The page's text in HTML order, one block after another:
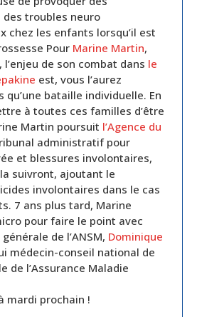
troubles neuro
chez les enfants lorsqu’il est
Pour Marine Martin,
l’enjeu de son combat dans le
est, vous l’aurez
qu’une bataille individuelle. En
à toutes ces familles d’être
Martin poursuit l’Agence du
administratif pour
et blessures involontaires,
suivront, ajoutant le
involontaires dans le cas
7 ans plus tard, Marine
pour faire le point avec
de l’ANSM, Dominique
médecin-conseil national de
de l’Assurance Maladie
mardi prochain !